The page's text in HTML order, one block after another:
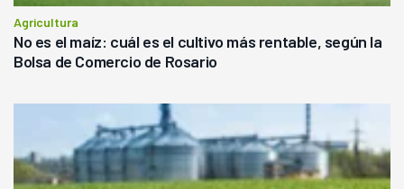
Agricultura
No es el maíz: cuál es el cultivo más rentable, según la
Bolsa de Comercio de Rosario